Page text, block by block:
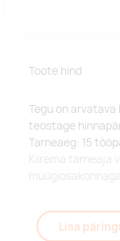
Toote hind
Tegu on arvatava
teostage
Tarneaeg: 15
Kiirema tarneaja
müügiosakonnaga.
Lisa